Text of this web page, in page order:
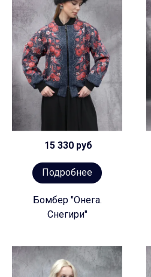
15 330 руб
Подробнее
Бомбер "Онега.
Снегири"